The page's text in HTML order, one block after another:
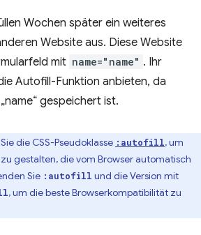
Wochen später ein weiteres
Website aus. Diese Website
mit name="name" . Ihr
Autofill-Funktion anbieten, da
gespeichert ist.
die CSS-Pseudoklasse :autofill, um
gestalten, die vom Browser automatisch
Sie :autofill und die Version mit
, um die beste Browserkompatibilität zu